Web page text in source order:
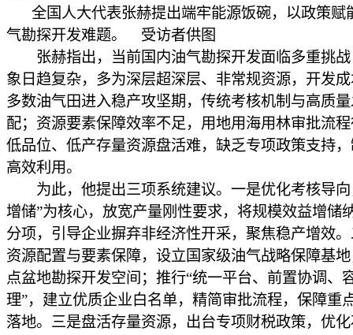
全国人大代表张赫提出端牢能源饭碗，以政策赋
气勘探开发难题。 受访者供图
张赫指出，当前国内油气勘探开发面临多重挑战
象日趋复杂，多为深层超深层、非常规资源，开发
多数油气田进入稳产攻坚期，传统考核机制与高质
配；资源要素保障效率不足，用地用海用林审批流
低品位、低产存量资源盘活难，缺乏专项政策支持
高效利用。
为此，他提出三项系统建议。一是优化考核导向
增储”为核心，放宽产量刚性要求，将规模效益增储
分项，引导企业摒弃非经济性开采，聚焦稳产增效
资源配置与要素保障，设立国家级油气战略保障基
点盆地勘探开发空间；推行“统一平台、前置协调、
理”，建立优质企业白名单，精简审批流程，保障重
落地。三是盘活存量资源，出台专项财税政策，优